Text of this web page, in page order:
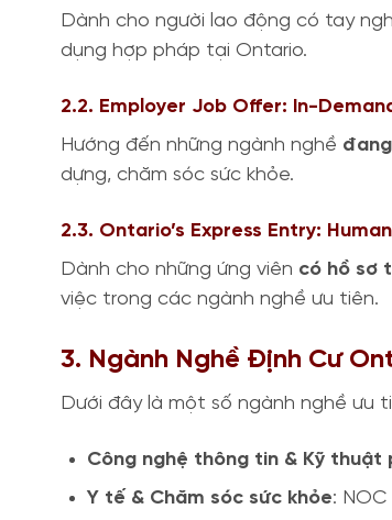
Dành cho người lao động có tay
dụng hợp pháp tại Ontario.
2.2. Employer Job Offer: In-
Hướng đến những ngành nghề
dựng, chăm sóc sức khỏe.
2.3. Ontario’s Express Entry:
Dành cho những ứng viên có hồ sơ
việc trong các ngành nghề ưu tiên.
3. Ngành Nghề Định Cư
Dưới đây là một số ngành nghề ưu
Công nghệ thông tin & Kỹ thuật
Y tế & Chăm sóc sức khỏe: NOC